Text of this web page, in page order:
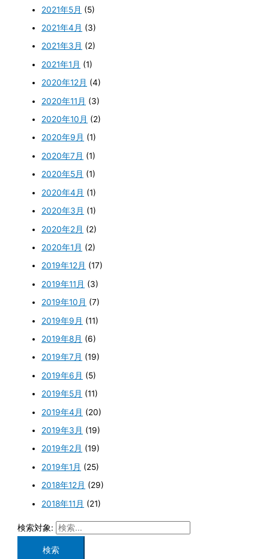
2021年5月 (5)
2021年4月 (3)
2021年3月 (2)
2021年1月 (1)
2020年12月 (4)
2020年11月 (3)
2020年10月 (2)
2020年9月 (1)
2020年7月 (1)
2020年5月 (1)
2020年4月 (1)
2020年3月 (1)
2020年2月 (2)
2020年1月 (2)
2019年12月 (17)
2019年11月 (3)
2019年10月 (7)
2019年9月 (11)
2019年8月 (6)
2019年7月 (19)
2019年6月 (5)
2019年5月 (11)
2019年4月 (20)
2019年3月 (19)
2019年2月 (19)
2019年1月 (25)
2018年12月 (29)
2018年11月 (21)
検索対象: